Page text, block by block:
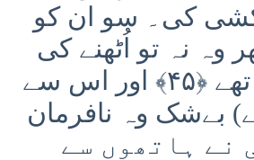
کی۔ سو ان کو
اور وہ دیکھ رہے تھے ﴿۴۴﴾ پھر وہ نہ تو اُٹھنے کی
طاقت رکھتے تھے اور نہ مقابلہ ہی کرسکتے تھے ﴿۴۵﴾ اور اس سے
بےشک وہ نافرمان
ہی نے ہاتھوں سے